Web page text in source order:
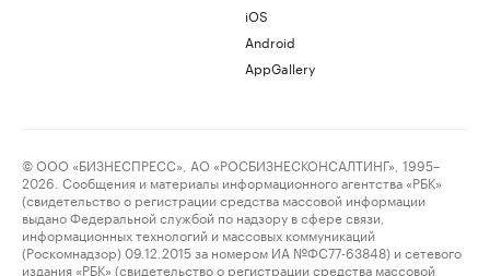
iOS
Android
AppGallery
© ООО «БИЗНЕСПРЕСС», АО «РОСБИЗНЕСКОНСАЛТИНГ», 1995–
2026. Сообщения и материалы информационного агентства «РБК»
(свидетельство о регистрации средства массовой информации
выдано Федеральной службой по надзору в сфере связи,
информационных технологий и массовых коммуникаций
(Роскомнадзор) 09.12.2015 за номером ИА №ФС77-63848) и сетевого
издания «РБК» (свидетельство о регистрации средства массовой